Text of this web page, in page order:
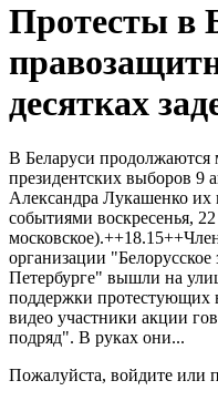
Протесты в
десятках
В Беларуси продолжаются
президентских выборов 9
Александра Лукашенко их
событиями воскресенья,
организации "Белорусское
Петербурге" вышли на
поддержки протестующих
видео участники акции
подряд". В руках они...
Пожалуйста, войдите или